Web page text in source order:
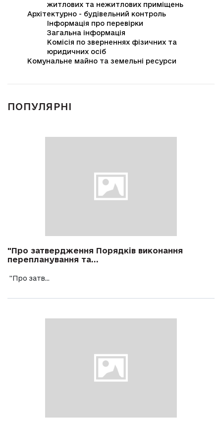
житлових та нежитлових приміщень
Архітектурно - будівельний контроль
Інформація про перевірки
Загальна інформація
Комісія по зверненнях фізичних та
юридичних осіб
Комунальне майно та земельні ресурси
ПОПУЛЯРНІ
"Про затвердження Порядків виконання
перепланування та...
"Про затв...